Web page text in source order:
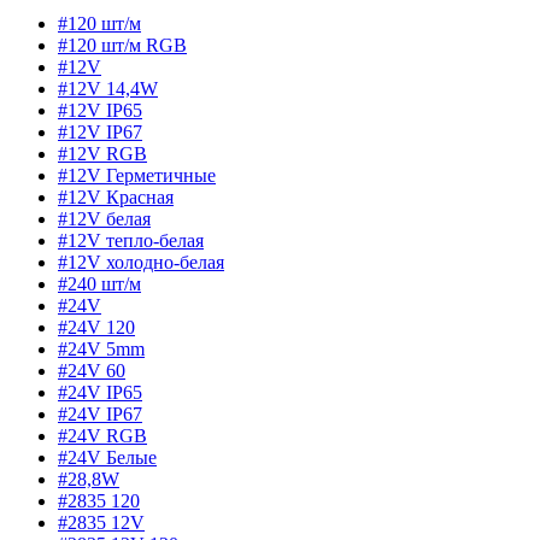
#120 шт/м
#120 шт/м RGB
#12V
#12V 14,4W
#12V IP65
#12V IP67
#12V RGB
#12V Герметичные
#12V Красная
#12V белая
#12V тепло-белая
#12V холодно-белая
#240 шт/м
#24V
#24V 120
#24V 5mm
#24V 60
#24V IP65
#24V IP67
#24V RGB
#24V Белые
#28,8W
#2835 120
#2835 12V